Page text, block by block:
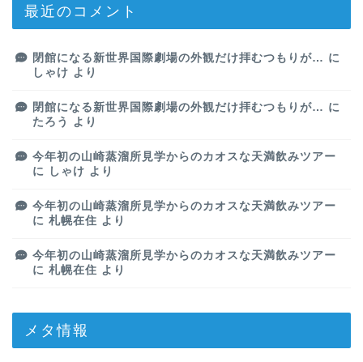
最近のコメント
閉館になる新世界国際劇場の外観だけ拝むつもりが… に
しゃけ より
閉館になる新世界国際劇場の外観だけ拝むつもりが… に
たろう
より
今年初の山崎蒸溜所見学からのカオスな天満飲みツアー
に しゃけ より
今年初の山崎蒸溜所見学からのカオスな天満飲みツアー
に 札幌在住 より
今年初の山崎蒸溜所見学からのカオスな天満飲みツアー
に 札幌在住 より
メタ情報